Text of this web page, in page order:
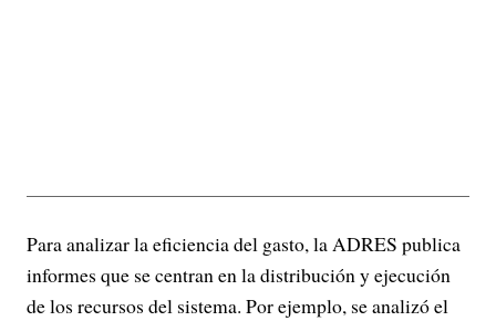
Para analizar la eficiencia del gasto, la ADRES publica
informes que se centran en la distribución y ejecución
de los recursos del sistema. Por ejemplo, se analizó el